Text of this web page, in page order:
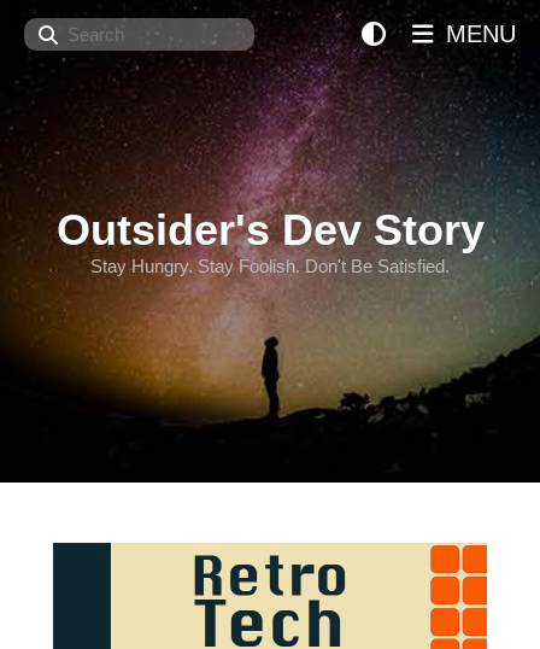
Search
Outsider's Dev Story
Stay Hungry. Stay Foolish. Don't Be Satisfied.
MENU